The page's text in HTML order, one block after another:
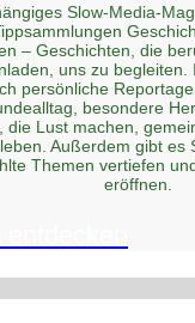
Slow-Media-
– Geschichten, die
uns zu begleiten.
persönliche
besondere
die Lust machen,
Außerdem gibt es
Themen vertiefen
eröffnen.